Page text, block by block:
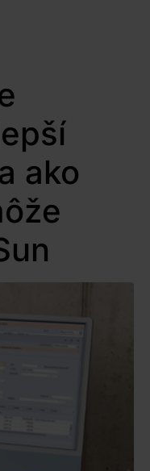
ako